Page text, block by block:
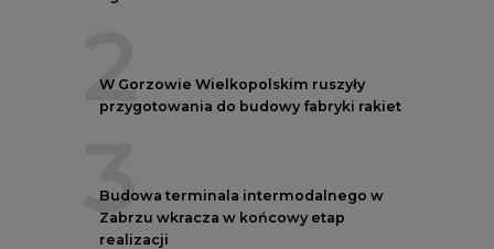
2
W Gorzowie Wielkopolskim ruszyły
przygotowania do budowy fabryki rakiet
3
Budowa terminala intermodalnego w
Zabrzu wkracza w końcowy etap
realizacji